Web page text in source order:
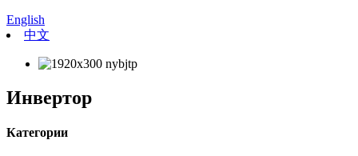
English
中文
Инвертор
Категории